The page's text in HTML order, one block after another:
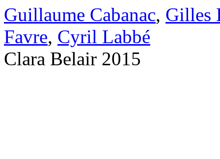
Guillaume Cabanac, Gilles
Favre, Cyril Labbé
Clara Belair 2015